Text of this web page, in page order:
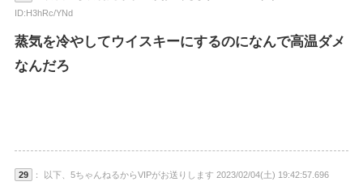
ID:H3hRc/YNd
蒸気を冷やしてウイスキーにするのになんで高温ダメ
なんだろ
29
： 以下、5ちゃんねるからVIPがお送りします 2023/02/04(土) 19:42:57.696